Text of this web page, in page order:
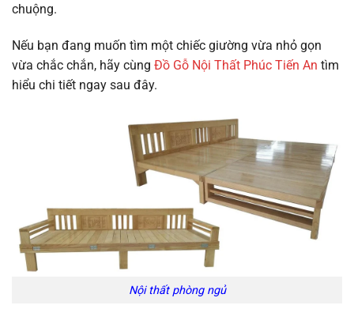
chuộng.
Nếu bạn đang muốn tìm một chiếc giường vừa nhỏ gọn
vừa chắc chắn, hãy cùng Đồ Gỗ Nội Thất Phúc Tiến An tìm
hiểu chi tiết ngay sau đây.
Nội thất phòng ngủ